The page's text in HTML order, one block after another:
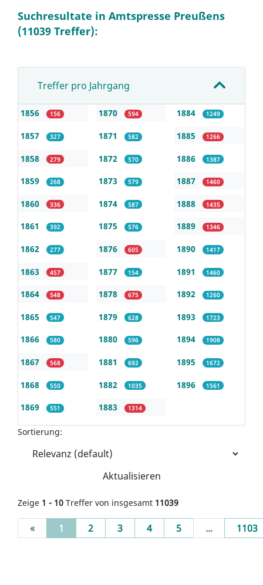
Suchresultate in Amtspresse Preußens
(11039 Treffer):
Treffer pro Jahrgang
1856 156
1857 327
1858 279
1859 268
1860 336
1861 392
1862 277
1863 457
1864 548
1865 547
1866 580
1867 568
1868 550
1869 551
1870 594
1871 582
1872 570
1873 579
1874 587
1875 576
1876 605
1877 154
1878 675
1879 628
1880 596
1881 692
1882 1035
1883 1314
1884 1249
1885 1266
1886 1387
1887 1460
1888 1435
1889 1346
1890 1417
1891 1460
1892 1260
1893 1723
1894 1908
1895 1672
1896 1561
Sortierung:
Aktualisieren
Zeige 1 - 10 Treffer von insgesamt 11039
« 1 (current)
2 3 4 5 ... 1103